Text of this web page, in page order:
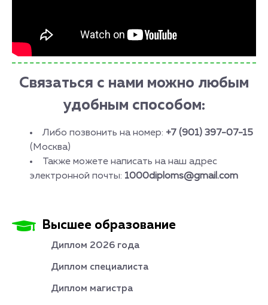
Связаться с нами можно любым
удобным способом:
Либо позвонить на номер: +7 (901) 397-07-15
(Москва)
Также можете написать на наш адрес
электронной почты: 1000diploms@gmail.com
Высшее образование
Диплом 2026 года
Диплом специалиста
Диплом магистра